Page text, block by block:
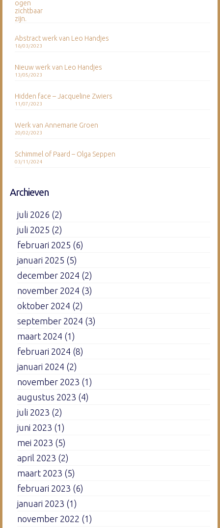
Abstract werk van Leo Handjes
18/03/2023
Nieuw werk van Leo Handjes
13/05/2023
Hidden face – Jacqueline Zwiers
11/07/2023
Werk van Annemarie Groen
20/02/2023
Schimmel of Paard – Olga Seppen
03/11/2024
Archieven
juli 2026 (2)
juli 2025 (2)
februari 2025 (6)
januari 2025 (5)
december 2024 (2)
november 2024 (3)
oktober 2024 (2)
september 2024 (3)
maart 2024 (1)
februari 2024 (8)
januari 2024 (2)
november 2023 (1)
augustus 2023 (4)
juli 2023 (2)
juni 2023 (1)
mei 2023 (5)
april 2023 (2)
maart 2023 (5)
februari 2023 (6)
januari 2023 (1)
november 2022 (1)